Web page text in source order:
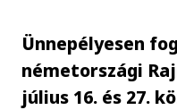
Ünnepélyesen
németországi
július 16. és 27.